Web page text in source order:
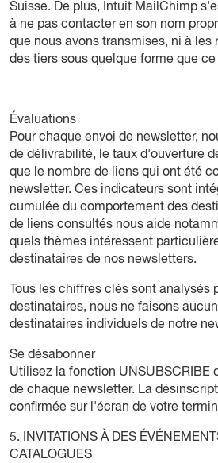
Suisse. De plus, Intuit MailChimp
à ne pas contacter en son nom
que nous avons transmises, ni à les
des tiers sous quelque forme que ce
Évaluations
Pour chaque envoi de newsletter,
de délivrabilité, le taux d'ouverture
que le nombre de liens qui ont été
newsletter. Ces indicateurs sont
cumulée du comportement des
de liens consultés nous aide
quels thèmes intéressent
destinataires de nos newsletters.
Tous les chiffres clés sont analysés
destinataires, nous ne faisons
destinataires individuels de notre
Se désabonner
Utilisez la fonction UNSUBSCRIBE
de chaque newsletter. La
confirmée sur l'écran de votre
5. INVITATIONS À DES
CATALOGUES